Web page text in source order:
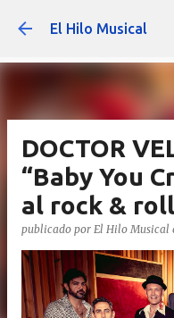
Ir al
El Hilo Musical
DOCTOR
“Baby You
al rock &
publicado por El Hilo Musical